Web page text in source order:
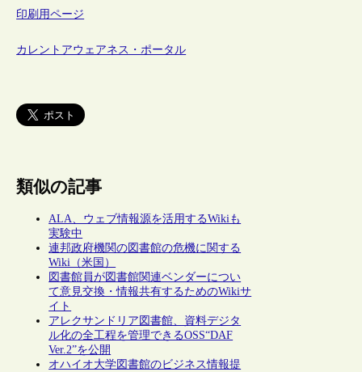
印刷用ページ
カレントアウェアネス・ポータル
類似の記事
ALA、ウェブ情報源を活用するWikiも
実験中
連邦政府機関の図書館の危機に関する
Wiki（米国）
図書館員が図書館関連ベンダーについ
て意見交換・情報共有するためのWikiサ
イト
アレクサンドリア図書館、資料デジタ
ル化の全工程を管理できるOSS“DAF
Ver.2”を公開
オハイオ大学図書館のビジネス情報提